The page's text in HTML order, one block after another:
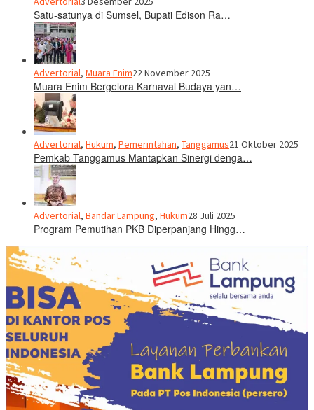
Satu-satunya di Sumsel, Bupati Edison Ra…
Advertorial, Muara Enim22 November 2025
Muara Enim Bergelora Karnaval Budaya yan…
Advertorial, Hukum, Pemerintahan, Tanggamus21 Oktober 2025
Pemkab Tanggamus Mantapkan Sinergi denga…
Advertorial, Bandar Lampung, Hukum28 Juli 2025
Program Pemutihan PKB Diperpanjang Hingg…